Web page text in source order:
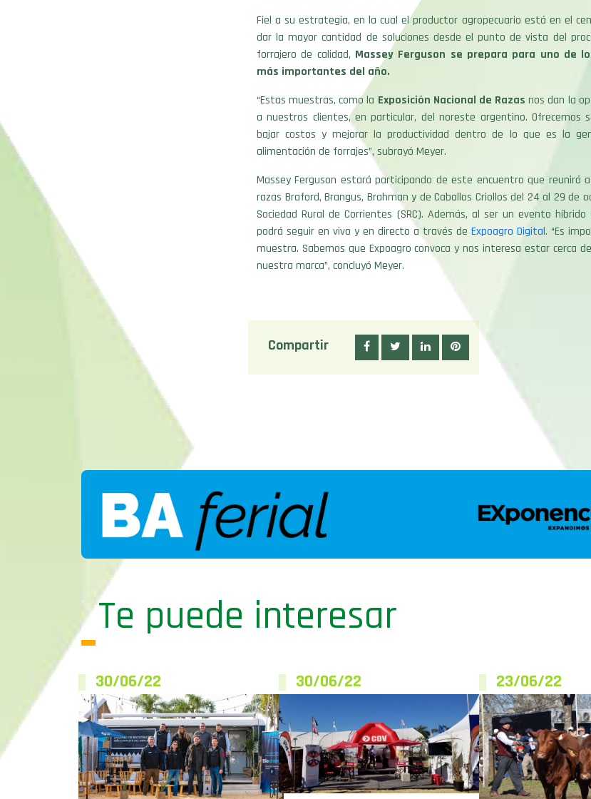
Fiel a su estrategia, en la cual el productor agropecuario está en el
dar la mayor cantidad de soluciones desde el punto de vista del
forrajero de calidad, Massey Ferguson se prepara para uno de
más importantes del año.
“Estas muestras, como la Exposición Nacional de Razas nos dan la
a nuestros clientes, en particular, del noreste argentino. Ofrecemos
bajar costos y mejorar la productividad dentro de lo que es la
alimentación de forrajes”, subrayó Meyer.
Massey Ferguson estará participando de este encuentro que reunirá
razas Braford, Brangus, Brahman y de Caballos Criollos del 24 al 29 de
Sociedad Rural de Corrientes (SRC). Además, al ser un evento
podrá seguir en vivo y en directo a través de Expoagro Digital. “Es
muestra. Sabemos que Expoagro convoca y nos interesa estar cerca
nuestra marca”, concluyó Meyer.
Compartir
Te puede interesar
30/06/22 30/06/22 23/06/22